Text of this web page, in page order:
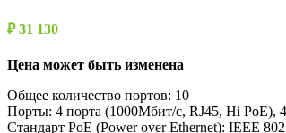
₽ 31 130
Цена может быть изменена
Общее количество портов: 10
Порты: 4 порта (1000Мбит/с, RJ45, Hi PoE),
Стандарт PoE (Power over Ethernet): IEEE